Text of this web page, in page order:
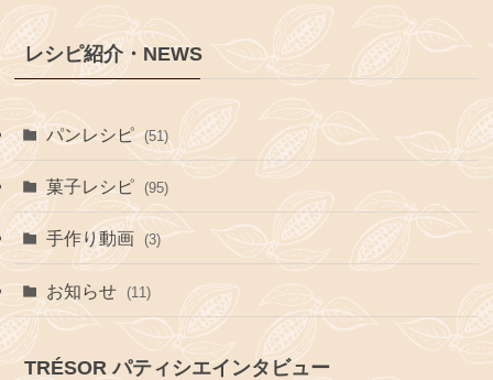
レシピ紹介・NEWS
パンレシピ (51)
菓子レシピ (95)
手作り動画 (3)
お知らせ (11)
TRÉSOR パティシエインタビュー